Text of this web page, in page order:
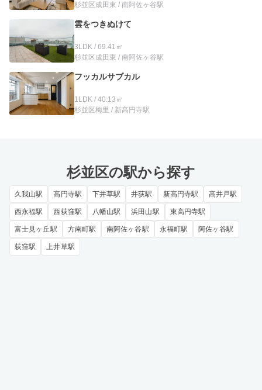
杉並区成田東 / 南阿佐ヶ谷駅
雲をつきぬけて
3LDK / 69.41㎡
杉並区成田東 / 南阿佐ヶ谷駅
フッカルサブカル
1LDK / 40.13㎡
杉並区梅里 / 新高円寺駅
杉並区の駅から探す
久我山駅 高円寺駅 下井草駅 井荻駅 新高円寺駅 高井戸駅
西永福駅 西荻窪駅 八幡山駅 浜田山駅 東高円寺駅
富士見ヶ丘駅 方南町駅 南阿佐ヶ谷駅 永福町駅 阿佐ヶ谷駅
荻窪駅 上井草駅